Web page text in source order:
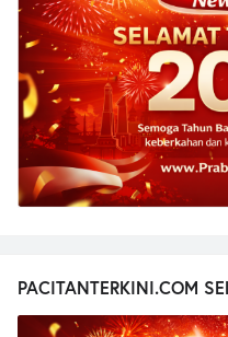
PACITANTERKINI.COM